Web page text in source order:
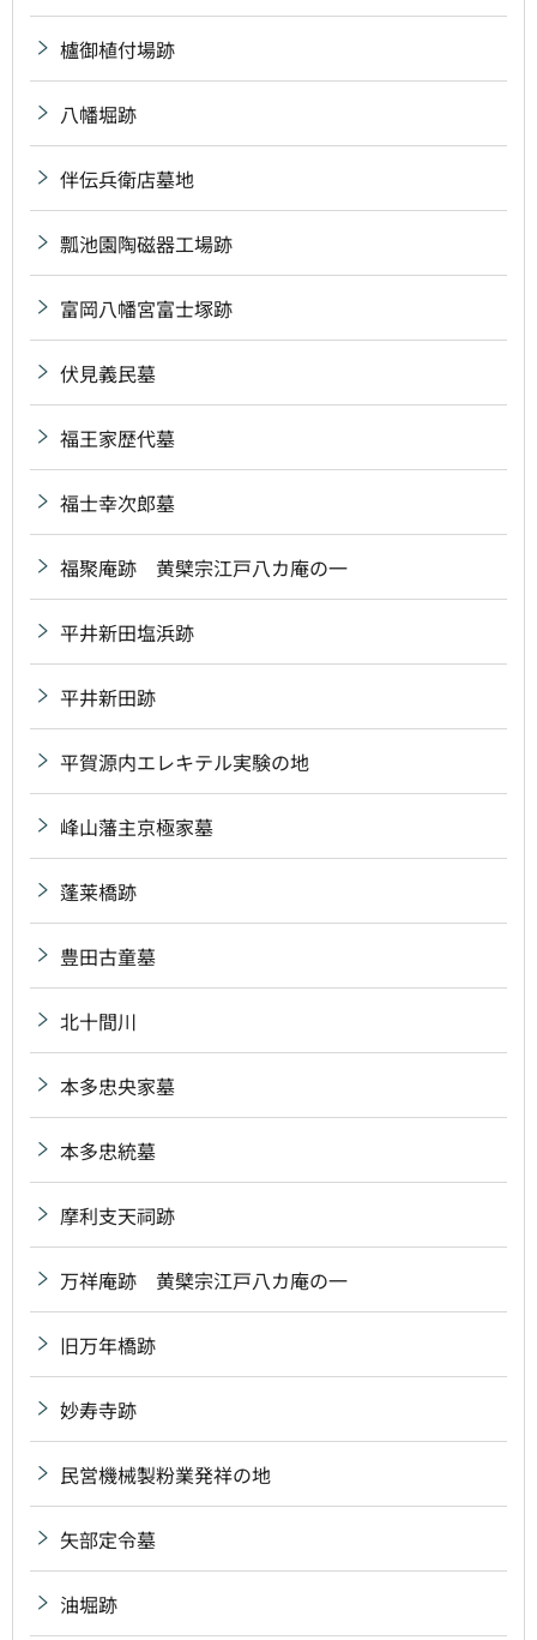
櫨御植付場跡
八幡堀跡
伴伝兵衛店墓地
瓢池園陶磁器工場跡
富岡八幡宮富士塚跡
伏見義民墓
福王家歴代墓
福士幸次郎墓
福聚庵跡 黄檗宗江戸八カ庵の一
平井新田塩浜跡
平井新田跡
平賀源内エレキテル実験の地
峰山藩主京極家墓
蓬莱橋跡
豊田古童墓
北十間川
本多忠央家墓
本多忠統墓
摩利支天祠跡
万祥庵跡 黄檗宗江戸八カ庵の一
旧万年橋跡
妙寿寺跡
民営機械製粉業発祥の地
矢部定令墓
油堀跡